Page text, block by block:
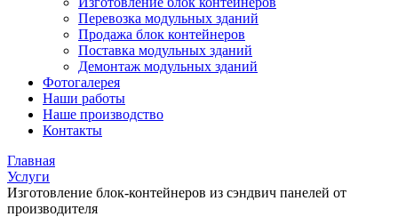
Перевозка модульных зданий
Продажа блок контейнеров
Поставка модульных зданий
Демонтаж модульных зданий
Фотогалерея
Наши работы
Наше производство
Контакты
Главная
Услуги
Изготовление блок-контейнеров из сэндвич панелей от
производителя